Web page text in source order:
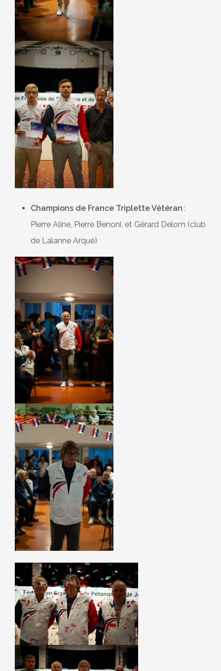
Champions de France Triplette Vétéran :
Pierre Aline, Pierre Benoni, et Gérard Delom (club
de Lalanne Arqué)